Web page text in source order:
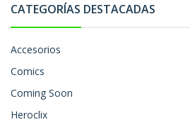
CATEGORÍAS DESTACADAS
Accesorios
Comics
Coming Soon
Heroclix